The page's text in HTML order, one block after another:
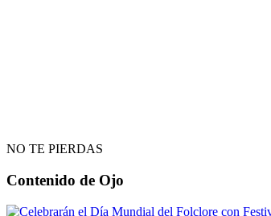
NO TE PIERDAS
Contenido de Ojo